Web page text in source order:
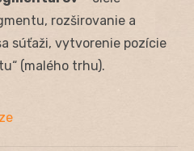
rozširovanie a
súťaži, vytvorenie pozície
(malého trhu).